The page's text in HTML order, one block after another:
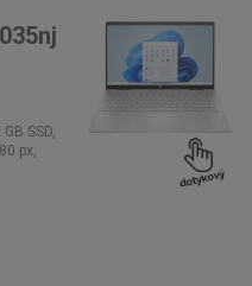
SSD,
px,